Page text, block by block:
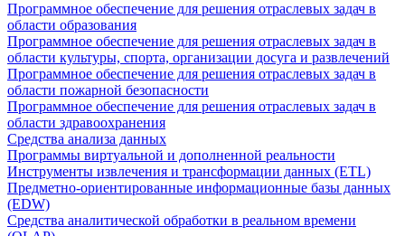
Программное обеспечение для решения отраслевых задач в
области образования
Программное обеспечение для решения отраслевых задач в
области культуры, спорта, организации досуга и развлечений
Программное обеспечение для решения отраслевых задач в
области пожарной безопасности
Программное обеспечение для решения отраслевых задач в
области здравоохранения
Средства анализа данных
Программы виртуальной и дополненной реальности
Инструменты извлечения и трансформации данных (ETL)
Предметно-ориентированные информационные базы данных
(EDW)
Средства аналитической обработки в реальном времени